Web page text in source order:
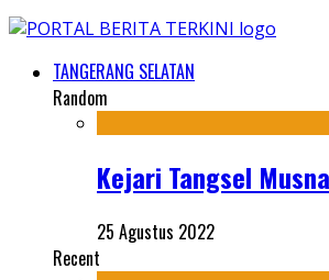
TANGERANG SELATAN
Random
Kejari Tangsel
25 Agustus 2022
Recent